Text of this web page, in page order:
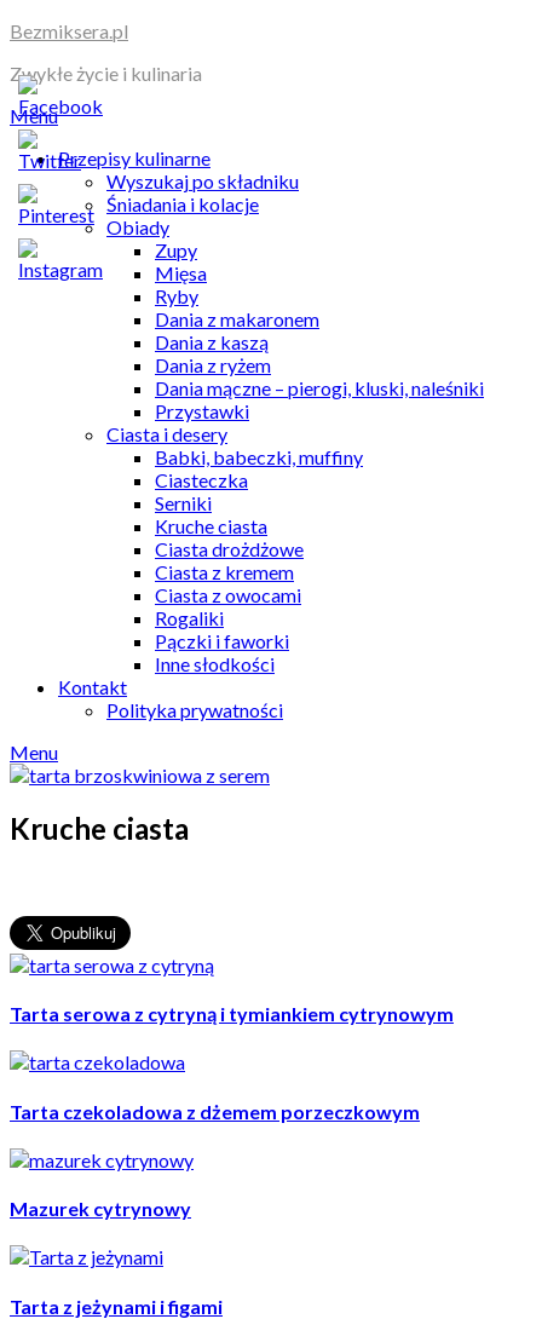
Skip
content
Bezmiksera.pl
Zwykłe życie i kulinaria
Menu
Przepisy kulinarne
Wyszukaj po składniku
Śniadania i kolacje
Obiady
Zupy
Mięsa
Ryby
Dania z makaronem
Dania z kaszą
Dania z ryżem
Dania mączne – pierogi, kluski, naleśniki
Przystawki
Ciasta i desery
Babki, babeczki, muffiny
Ciasteczka
Serniki
Kruche ciasta
Ciasta drożdżowe
Ciasta z kremem
Ciasta z owocami
Rogaliki
Pączki i faworki
Inne słodkości
Kontakt
Polityka prywatności
Menu
Kruche ciasta
Tarta serowa z cytryną i tymiankiem cytrynowym
Tarta czekoladowa z dżemem porzeczkowym
Mazurek cytrynowy
Tarta z jeżynami i figami